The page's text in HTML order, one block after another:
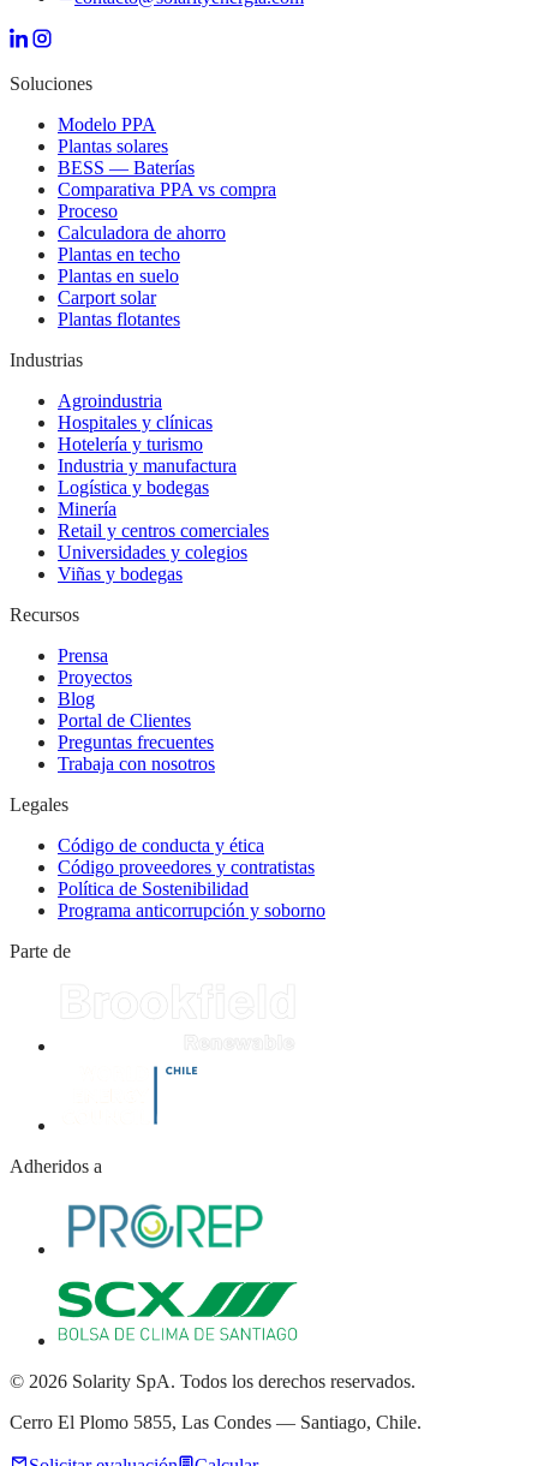
Soluciones
Modelo PPA
Plantas solares
BESS — Baterías
Comparativa PPA vs compra
Proceso
Calculadora de ahorro
Plantas en techo
Plantas en suelo
Carport solar
Plantas flotantes
Industrias
Agroindustria
Hospitales y clínicas
Hotelería y turismo
Industria y manufactura
Logística y bodegas
Minería
Retail y centros comerciales
Universidades y colegios
Viñas y bodegas
Recursos
Prensa
Proyectos
Blog
Portal de Clientes
Preguntas frecuentes
Trabaja con nosotros
Legales
Código de conducta y ética
Código proveedores y contratistas
Política de Sostenibilidad
Programa anticorrupción y soborno
Parte de
Adheridos a
© 2026 Solarity SpA. Todos los derechos reservados.
Cerro El Plomo 5855, Las Condes — Santiago, Chile.